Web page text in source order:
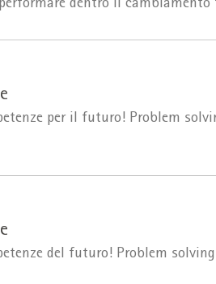
dentro il
per il futuro! Problem
del futuro! Problem